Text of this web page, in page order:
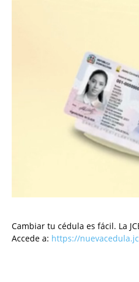
Cambiar tu cédula es fácil. La
Accede a: https://